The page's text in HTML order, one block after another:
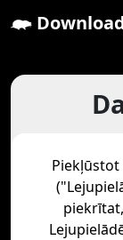
Piekļūstot